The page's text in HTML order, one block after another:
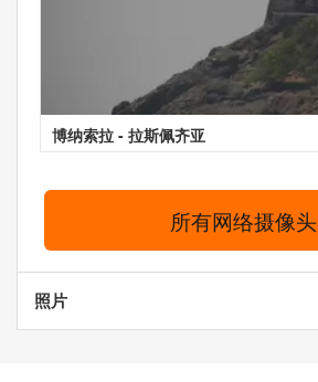
博纳索拉 - 拉斯佩齐亚
所有网络摄像头
照片